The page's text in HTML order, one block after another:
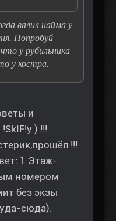
валил найма у
Попробуй
у рубильника
у костра.
и
) !!!
!!!
1 Этаж-
номером
без экзы
сюда).